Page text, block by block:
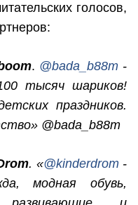
голосов,
. @bada_b88m -
тысяч шариков!
праздников.
@bada_b88m
. «@kinderdrom -
модная обувь,